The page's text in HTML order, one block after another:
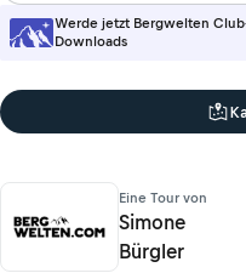
Werde jetzt Bergwelten
Downloads
Eine Tour von
Simone
Bürgler